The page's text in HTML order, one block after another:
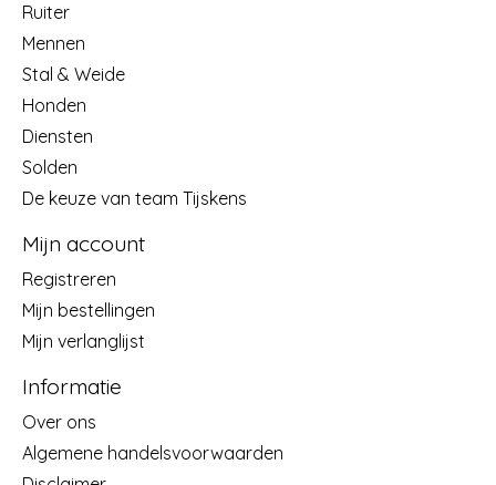
Ruiter
Mennen
Stal & Weide
Honden
Diensten
Solden
De keuze van team Tijskens
Mijn account
Registreren
Mijn bestellingen
Mijn verlanglijst
Informatie
Over ons
Algemene handelsvoorwaarden